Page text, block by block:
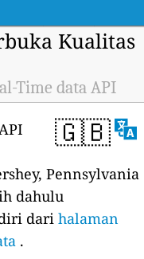
Kualitas
Time data API
🇬🇧
Pennsylvania
dahulu
darihalaman
.